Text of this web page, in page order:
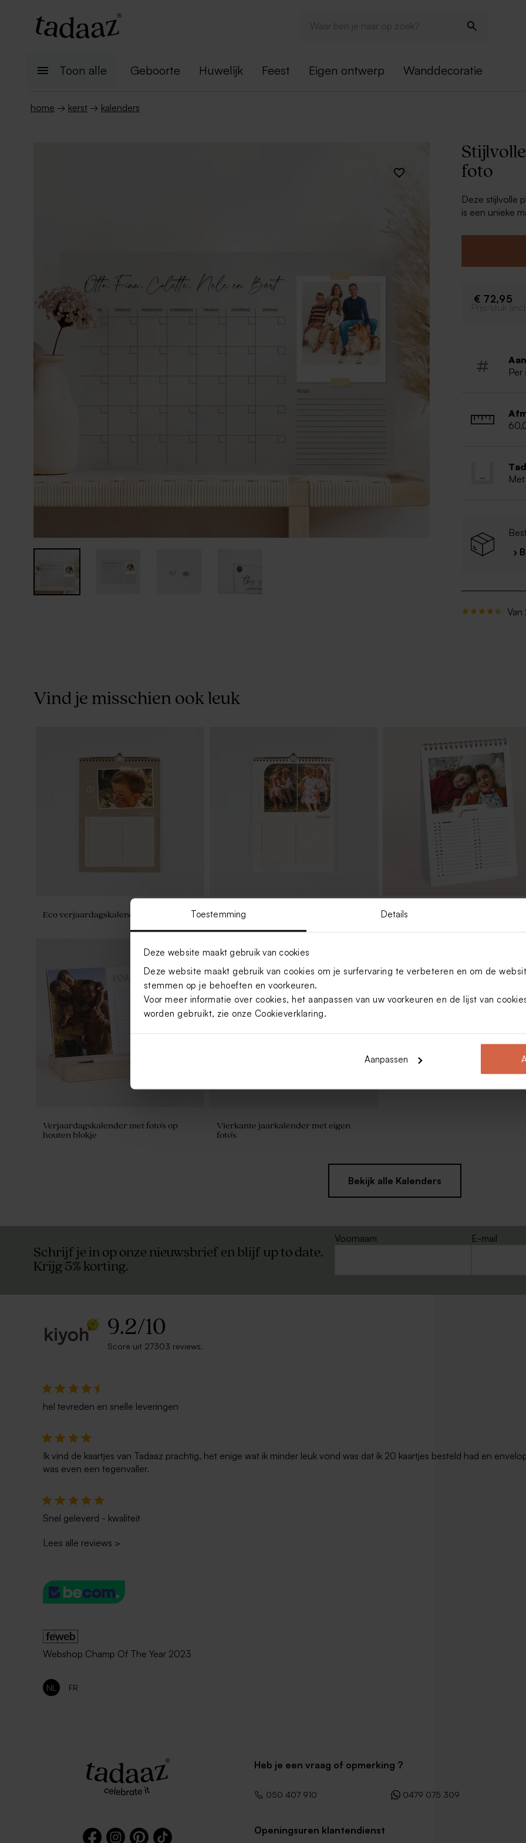
Toestemming Details
Deze website maakt gebruik van cookies
Deze website maakt gebruik van cookies om je surfervaring te verbeteren en om de
stemmen op je behoeften en voorkeuren.
Voor meer informatie over cookies, het aanpassen van uw voorkeuren en de lijst van
worden gebruikt, zie onze Cookieverklaring.
Aanpassen
Toon alle Geboorte Huwelijk Feest Eigen ontwerp Wanddecoratie
home → kerst → kalenders
foto
Deze stijlvolle
is een unieke
maandelijks op
Deze planner
magneten
€ 72,95
Prijs/stuk
Per
›
Vind je misschien ook leuk
Eco verjaardagskalender met foto's
Verjaardagskalender met foto's
Staande kalender met foto's
Verjaardagskalender met foto's op
houten blokje
Vierkante jaarkalender met eigen
foto's
Bekijk alle Kalenders
Schrijf je in op onze nieuwsbrief en blijf up to date.
Krijg 5% korting.
Voornaam
E-mail
9.2/10
Score uit 27303 reviews.
hel tevreden en snelle leveringen
Ik vind de kaartjes van Tadaaz prachtig, het enige wat ik minder leuk vond was dat ik 20 kaartjes besteld had en
was even een tegenvaller.
Snel geleverd - kwaliteit
Lees alle reviews >
Webshop Champ Of The Year 2023
NL FR
Heb je een vraag of opmerking ?
050 407 910 0479 075 309
Openingsuren klantendienst